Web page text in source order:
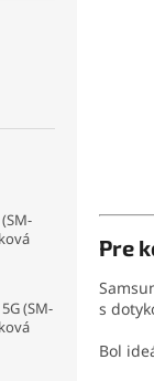
(SM-
Pre
s
Bol